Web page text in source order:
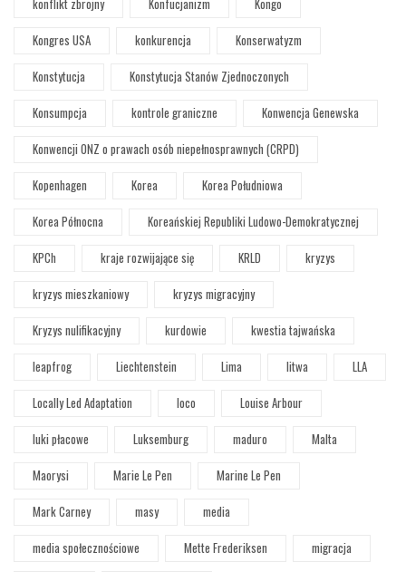
konflikt zbrojny
Konfucjanizm
Kongo
Kongres USA
konkurencja
Konserwatyzm
Konstytucja
Konstytucja Stanów Zjednoczonych
Konsumpcja
kontrole graniczne
Konwencja Genewska
Konwencji ONZ o prawach osób niepełnosprawnych (CRPD)
Kopenhagen
Korea
Korea Południowa
Korea Północna
Koreańskiej Republiki Ludowo-Demokratycznej
KPCh
kraje rozwijające się KRLD
kryzys
kryzys mieszkaniowy
kryzys migracyjny
Kryzys nulifikacyjny
kurdowie
kwestia tajwańska
leapfrog
Liechtenstein Lima litwa
LLA
Locally Led Adaptation
loco
Louise Arbour
luki płacowe
Luksemburg maduro
Malta
Maorysi
Marie Le Pen
Marine Le Pen
Mark Carney
masy
media
media społecznościowe
Mette Frederiksen
migracja